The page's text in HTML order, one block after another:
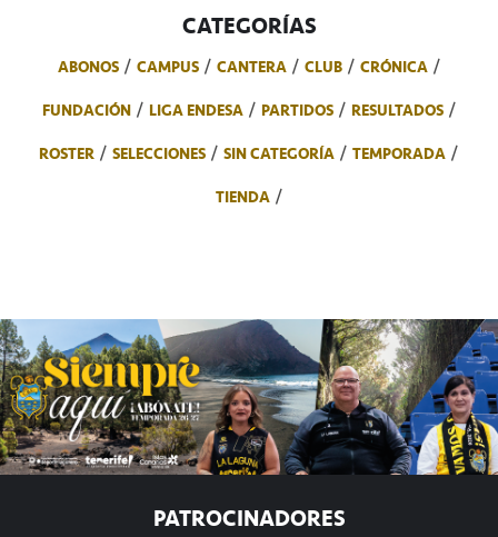
CATEGORÍAS
ABONOS CAMPUS CANTERA CLUB
CRÓNICA
FUNDACIÓN
LIGA ENDESA PARTIDOS
RESULTADOS
ROSTER
SELECCIONES SIN CATEGORÍA
TEMPORADA
TIENDA
PATROCINADORES